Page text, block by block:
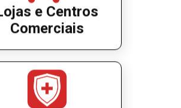
e Centros
Comerciais